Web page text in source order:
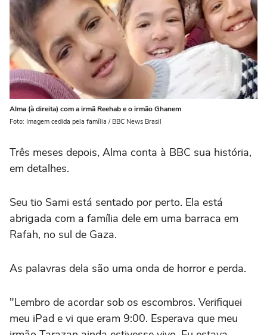
Alma (à direita) com a irmã Reehab e o irmão Ghanem
Foto: Imagem cedida pela família / BBC News Brasil
Três meses depois, Alma conta à BBC sua história,
em detalhes.
Seu tio Sami está sentado por perto. Ela está
abrigada com a família dele em uma barraca em
Rafah, no sul de Gaza.
As palavras dela são uma onda de horror e perda.
"Lembro de acordar sob os escombros. Verifiquei
meu iPad e vi que eram 9:00. Esperava que meu